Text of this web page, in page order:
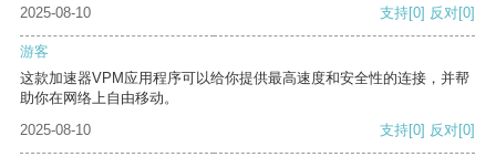
2025-08-10 支持[0] 反对[0]
游客
这款加速器VPM应用程序可以给你提供最高速度和安全性的连接，并帮
助你在网络上自由移动。
2025-08-10
支持[0] 反对[0]